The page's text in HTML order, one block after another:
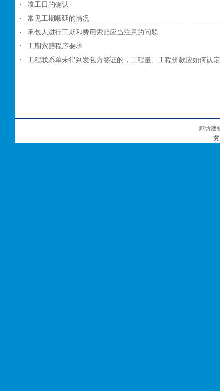
竣工日的确认
常见工期顺延的情况
承包人进行工期和费用索赔应当注意的问题
工期索赔程序要求
工程联系单未得到发包方签证的，工程量、工程价款应如何认定
廊坊建
冀